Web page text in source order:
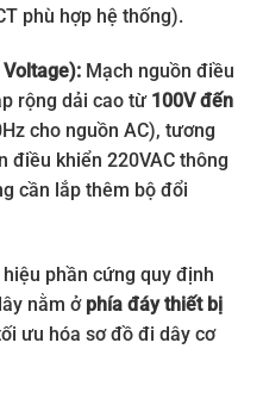
phù hợp hệ thống).
Mạch nguồn điều
rộng dải cao từ 100V đến
cho nguồn AC), tương
điều khiển 220VAC thông
cần lắp thêm bộ đổi
phần cứng quy định
nằm ở phía đáy thiết bị
ưu hóa sơ đồ đi dây cơ